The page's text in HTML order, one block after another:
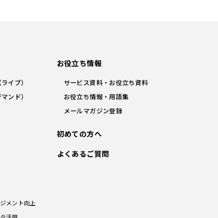
メント向上
イブ）
ンド）
お役立ち情報
サービス資料・お役立ち資料
お役立ち情報・用語集
メールマガジン登録
初めての方へ
よくあるご質問